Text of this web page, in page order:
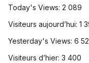
Today's Views: 2 089
Visiteurs aujourd’hui: 1
Yesterday's Views: 6
Visiteurs d’hier: 3 400